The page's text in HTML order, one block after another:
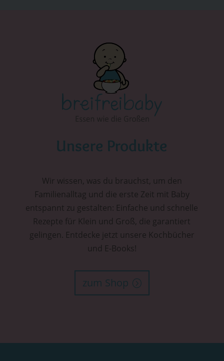
Unsere Produkte
Wir wissen, was du brauchst, um den
Familienalltag und die erste Zeit mit Baby
entspannt zu gestalten: Einfache und schnelle
Rezepte für Klein und Groß, die garantiert
gelingen. Entdecke jetzt unsere Kochbücher
und E-Books!
zum Shop